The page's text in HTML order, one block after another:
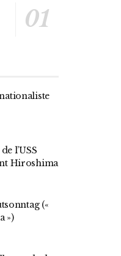
l’USS
Hiroshima
(«
»)